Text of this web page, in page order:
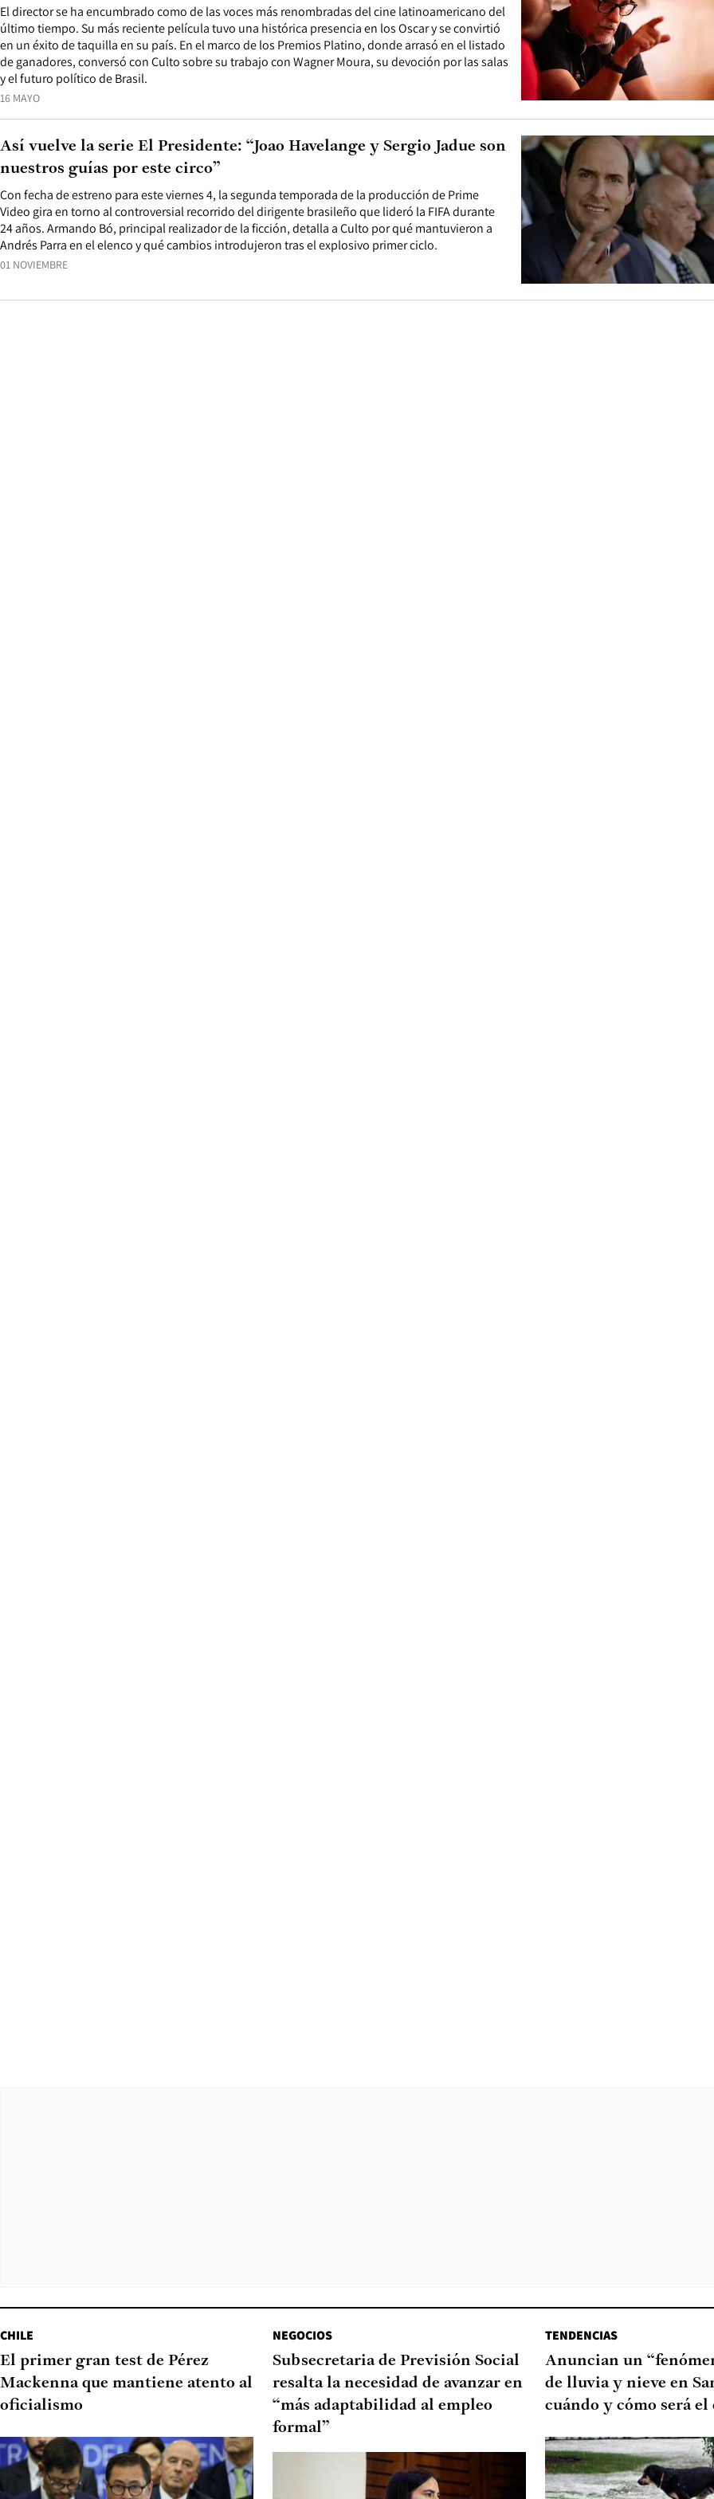
16 MAYO
El director se ha encumbrado como de las voces más renombradas del cine latinoamericano del
último tiempo. Su más reciente película tuvo una histórica presencia en los Oscar y se convirtió
en un éxito de taquilla en su país. En el marco de los Premios Platino, donde arrasó en el listado
de ganadores, conversó con Culto sobre su trabajo con Wagner Moura, su devoción por las salas
y el futuro político de Brasil.
01 NOVIEMBRE
Con fecha de estreno para este viernes 4, la segunda temporada de la producción de Prime
Video gira en torno al controversial recorrido del dirigente brasileño que lideró la FIFA durante
24 años. Armando Bó, principal realizador de la ficción, detalla a Culto por qué mantuvieron a
Andrés Parra en el elenco y qué cambios introdujeron tras el explosivo primer ciclo.
Así vuelve la serie El Presidente: “Joao Havelange y Sergio Jadue son
nuestros guías por este circo”
CHILE
El primer gran test de Pérez
Mackenna que mantiene atento al
oficialismo
NEGOCIOS
Subsecretaria de Previsión Social
resalta la necesidad de avanzar en
“más adaptabilidad al empleo
formal”
TENDENCIAS
Anuncian un
de lluvia y nieve en
cuándo y cómo será el